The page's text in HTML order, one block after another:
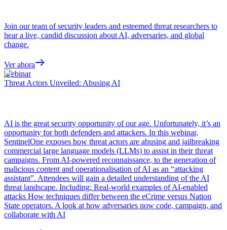
Join our team of security leaders and esteemed threat researchers to
hear a live, candid discussion about AI, adversaries, and global
change.
Ver ahora
Webinar
Threat Actors Unveiled: Abusing AI
AI is the great security opportunity of our age. Unfortunately, it’s an
opportunity for both defenders and attackers. In this webinar,
SentinelOne exposes how threat actors are abusing and jailbreaking
commercial large language models (LLMs) to assist in their threat
campaigns. From AI-powered reconnaissance, to the generation of
malicious content and operationalisation of AI as an “attacking
assistant”. Attendees will gain a detailed understanding of the AI
threat landscape. Including: Real-world examples of AI-enabled
attacks How techniques differ between the eCrime versus Nation
State operators. A look at how adversaries now code, campaign, and
collaborate with AI